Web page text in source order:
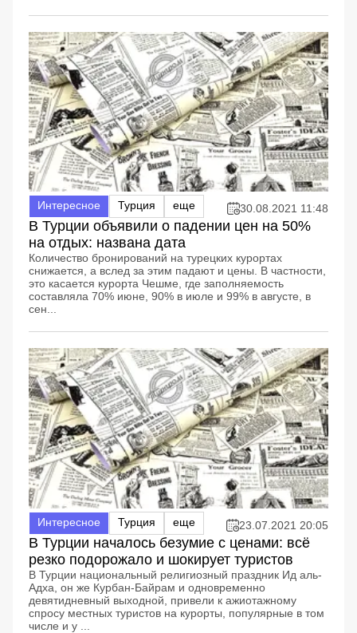
Интересное Турция еще 30.08.2021 11:48
В Турции объявили о падении цен на 50%
на отдых: названа дата
Количество бронирований на турецких курортах
снижается, а вслед за этим падают и цены. В частности,
это касается курорта Чешме, где заполняемость
составляла 70% июне, 90% в июле и 99% в августе, в
сен...
Интересное Турция еще 23.07.2021 20:05
В Турции началось безумие с ценами: всё
резко подорожало и шокирует туристов
В Турции национальный религиозный праздник Ид аль-
Адха, он же Курбан-Байрам и одновременно
девятидневный выходной, привели к ажиотажному
спросу местных туристов на курорты, популярные в том
числе и у ...